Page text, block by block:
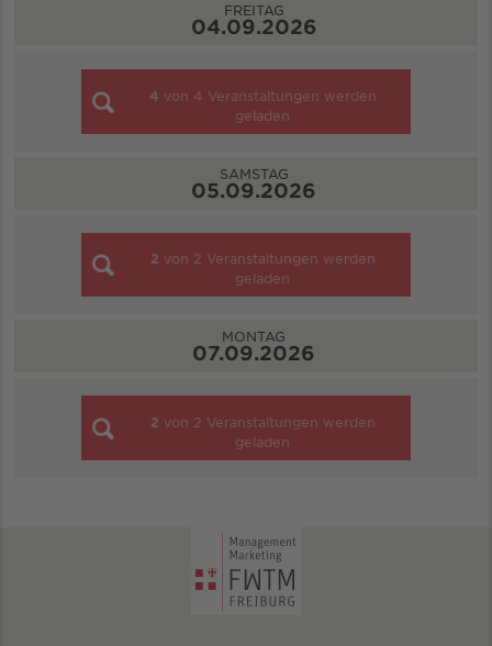
FREITAG
04.09.2026
4 von 4 Veranstaltungen werden
geladen
SAMSTAG
05.09.2026
2 von 2 Veranstaltungen werden
geladen
MONTAG
07.09.2026
2 von 2 Veranstaltungen werden
geladen